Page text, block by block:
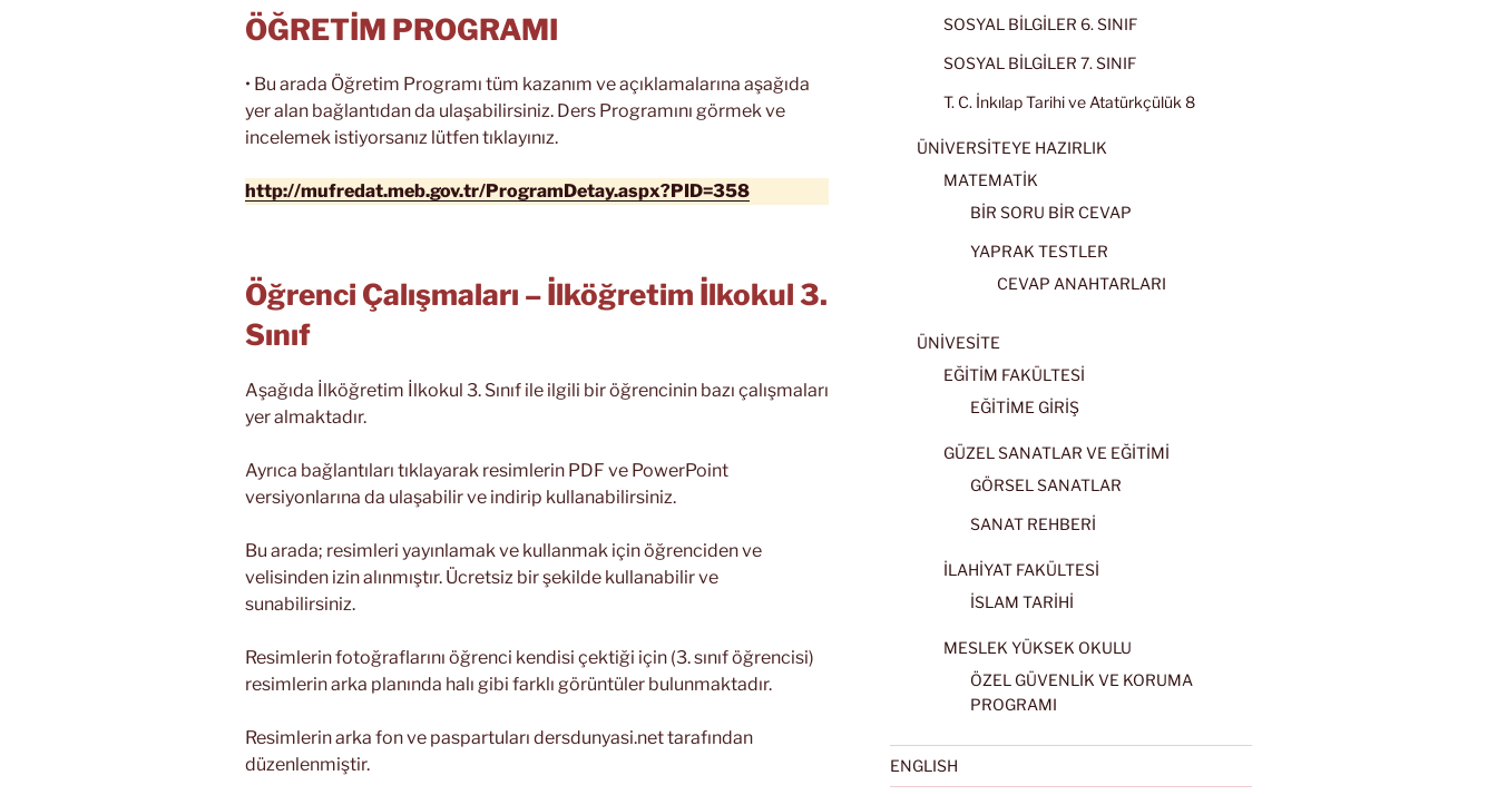
ÖĞRETİM PROGRAMI
• Bu arada Öğretim Programı tüm kazanım ve açıklamalarına aşağıda
yer alan bağlantıdan da ulaşabilirsiniz. Ders Programını görmek ve
incelemek istiyorsanız lütfen tıklayınız.
http://mufredat.meb.gov.tr/ProgramDetay.aspx?PID=358
Öğrenci Çalışmaları – İlköğretim İlkokul 3.
Sınıf
Aşağıda İlköğretim İlkokul 3. Sınıf ile ilgili bir öğrencinin bazı çalışmaları
yer almaktadır.
Ayrıca bağlantıları tıklayarak resimlerin PDF ve PowerPoint
versiyonlarına da ulaşabilir ve indirip kullanabilirsiniz.
Bu arada; resimleri yayınlamak ve kullanmak için öğrenciden ve
velisinden izin alınmıştır. Ücretsiz bir şekilde kullanabilir ve
sunabilirsiniz.
Resimlerin fotoğraflarını öğrenci kendisi çektiği için (3. sınıf öğrencisi)
resimlerin arka planında halı gibi farklı görüntüler bulunmaktadır.
Resimlerin arka fon ve paspartuları dersdunyasi.net tarafından
düzenlenmiştir.
SOSYAL BİLGİLER 6. SINIF
SOSYAL BİLGİLER 7. SINIF
T. C. İnkılap Tarihi ve Atatürkçülük 8
ÜNİVERSİTEYE HAZIRLIK
MATEMATİK
BİR SORU BİR CEVAP
YAPRAK TESTLER
CEVAP ANAHTARLARI
ÜNİVESİTE
EĞİTİM FAKÜLTESİ
EĞİTİME GİRİŞ
GÜZEL SANATLAR VE EĞİTİMİ
GÖRSEL SANATLAR
SANAT REHBERİ
İLAHİYAT FAKÜLTESİ
İSLAM TARİHİ
MESLEK YÜKSEK OKULU
ÖZEL GÜVENLİK VE KORUMA
PROGRAMI
ENGLISH